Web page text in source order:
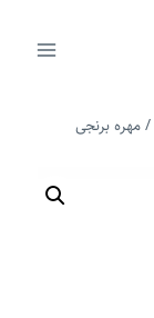
/مهره برنجی